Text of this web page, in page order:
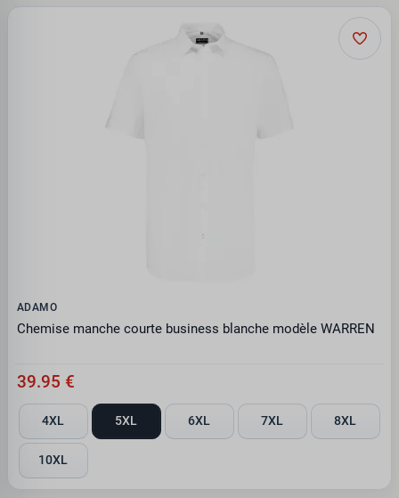
ADAMO
Chemise manche courte business blanche modèle WARREN
39.95 €
4XL 5XL 6XL 7XL 8XL
10XL